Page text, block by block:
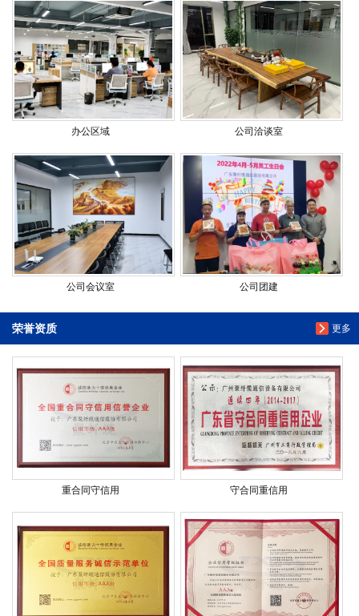
办公区域 公司洽谈室
公司会议室 公司团建
更多
荣誉资质
重合同守信用 守合同重信用